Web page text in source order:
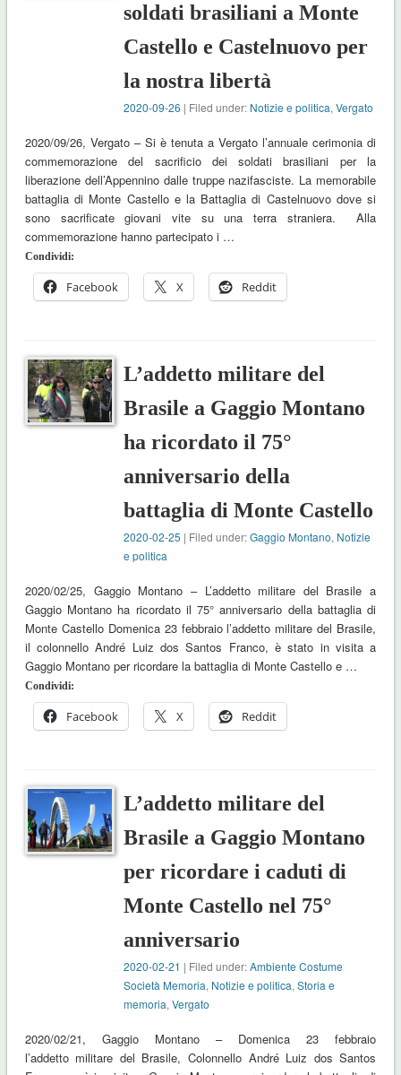
soldati brasiliani a Monte
Castello e Castelnuovo per
la nostra libertà
2020-09-26 | Filed under: Notizie e politica,Vergato
2020/09/26, Vergato – Si è tenuta a Vergato l’annuale cerimonia di
commemorazione del sacrificio dei soldati brasiliani per la
liberazione dell’Appennino dalle truppe nazifasciste. La memorabile
battaglia di Monte Castello e la Battaglia di Castelnuovo dove si
sono sacrificate giovani vite su una terra straniera. Alla
commemorazione hanno partecipato i …
Condividi:
Facebook X Reddit
L’addetto militare del
Brasile a Gaggio Montano
ha ricordato il 75°
anniversario della
battaglia di Monte Castello
2020-02-25 | Filed under:Gaggio Montano, Notizie
e politica
2020/02/25, Gaggio Montano – L’addetto militare del Brasile a
Gaggio Montano ha ricordato il 75° anniversario della battaglia di
Monte Castello Domenica 23 febbraio l’addetto militare del Brasile,
il colonnello André Luiz dos Santos Franco, è stato in visita a
Gaggio Montano per ricordare la battaglia di Monte Castello e …
Condividi:
Facebook X Reddit
L’addetto militare del
Brasile a Gaggio Montano
per ricordare i caduti di
Monte Castello nel 75°
anniversario
2020-02-21 | Filed under:Ambiente Costume
Società Memoria, Notizie e politica,Storia e
memoria,Vergato
2020/02/21, Gaggio Montano – Domenica 23 febbraio
l’addetto militare del Brasile, Colonnello André Luiz dos Santos